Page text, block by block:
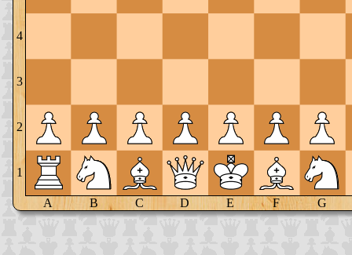
4
3
2
1
A B C D E F G